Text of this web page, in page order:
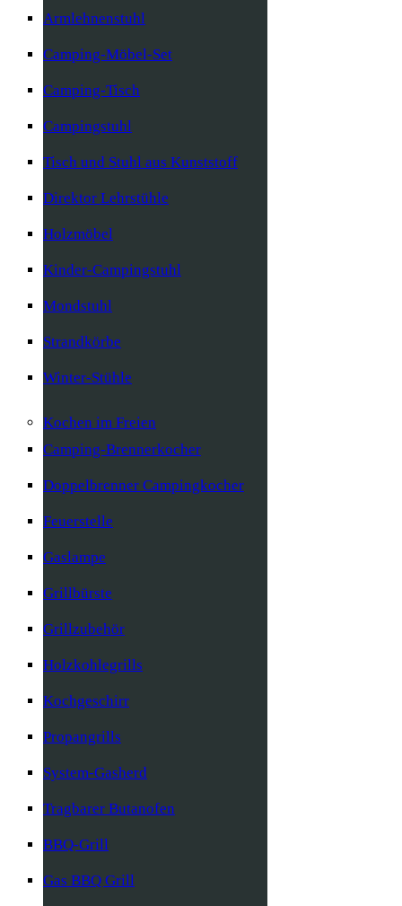
Armlehnenstuhl
Camping-Möbel-Set
Camping-Tisch
Campingstuhl
Tisch und Stuhl aus Kunststoff
Direktor Lehrstühle
Holzmöbel
Kinder-Campingstuhl
Mondstuhl
Strandkörbe
Winter-Stühle
Kochen im Freien
Camping-Brennerkocher
Doppelbrenner Campingkocher
Feuerstelle
Gaslampe
Grillbürste
Grillzubehör
Holzkohlegrills
Kochgeschirr
Propangrills
System-Gasherd
Tragbarer Butanofen
BBQ-Grill
Gas BBQ Grill